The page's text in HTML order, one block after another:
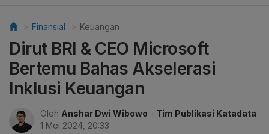
Finansial Keuangan
Dirut BRI & CEO Microsoft
Bertemu Bahas Akselerasi
Inklusi Keuangan
Oleh Anshar Dwi Wibowo - Tim Publikasi Katadata
1 Mei 2024, 20:33